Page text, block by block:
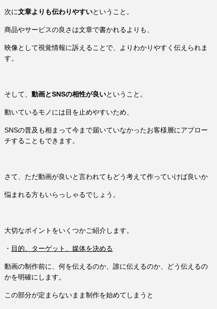
次に文章よりも伝わりやすいということ。
商品やサービスの良さは文章で書かれるよりも、
映像として視覚情報に訴えることで、よりわかりやすく伝えられま
す。
そして、 動画とSNSの相性が良いということ。
動いているモノには目を止めやすいため、
SNSの普及も相まって今まで届いていなかったお客様層にアプロー
チすることもできます。
さて、ただ動画が良いと言われてもどう考えて作っていけば良いか
悩まれる方もいらっしゃるでしょう。
大切なポイントをいくつかご紹介します。
・ 目的、ターゲット、媒体を決める
動画の制作前に、何を伝えるのか、誰に伝えるのか、どう伝えるの
かを明確にします。
この部分が定まらないまま制作を始めてしまうと